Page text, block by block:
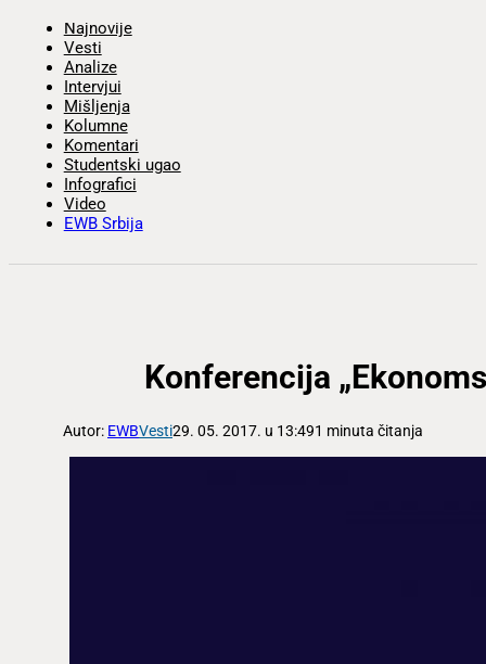
Najnovije
Vesti
Analize
Intervjui
Mišljenja
Kolumne
Komentari
Studentski ugao
Infografici
Video
EWB Srbija
Konferencija
Autor: EWBVesti29. 05. 2017. u 13:491 minuta čitanja